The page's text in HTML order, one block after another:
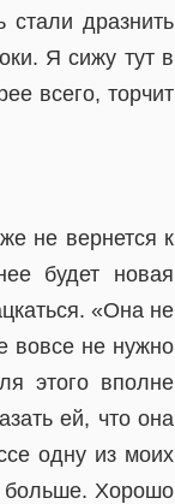
дразнить
Я сижу тут в
всего, торчит
не вернется к
будет новая
«Она не
вовсе не нужно
этого вполне
ей, что она
одну из моих
больше. Хорошо